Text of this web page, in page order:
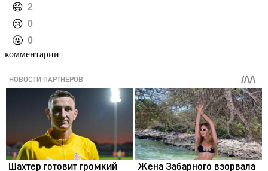
️😄 2
️😢 0
️🤬 0
комментарии